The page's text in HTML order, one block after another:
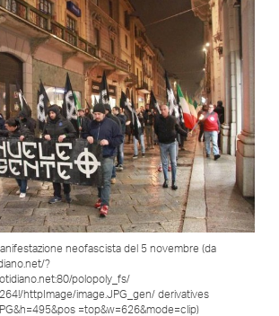
neofascista del 5 novembre (da
?
polopoly_fs/
httpImage/image.JPG_gen/ derivatives
=top&w=626&mode=clip)